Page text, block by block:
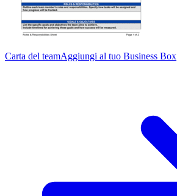
Carta del teamAggiungi al tuo Business Box